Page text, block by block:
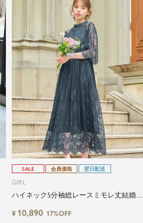
SALE 会員価格 翌日配送
GIRL
ハイネック5分袖総レースミモレ丈結婚式
¥ 10,890 17%OFF